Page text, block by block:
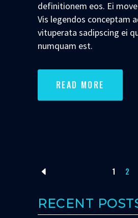
definitionem eos. Ei
Vis legendos conceptam
vituperata sadipscing ei
numquam est.
READ MORE
1 2
RECENT